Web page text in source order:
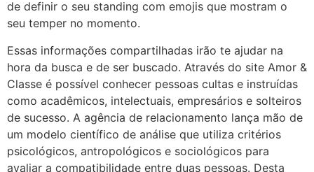
de definir o seu standing com emojis que mostram o
seu temper no momento.
Essas informações compartilhadas irão te ajudar na
hora da busca e de ser buscado. Através do site Amor &
Classe é possível conhecer pessoas cultas e instruídas
como acadêmicos, intelectuais, empresários e solteiros
de sucesso. A agência de relacionamento lança mão de
um modelo científico de análise que utiliza critérios
psicológicos, antropológicos e sociológicos para
avaliar a compatibilidade entre duas pessoas. Desta